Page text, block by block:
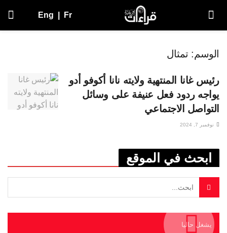
Eng Fr
الوسم: تمثال
رئيس غانا المنتهية ولايته نانا أكوفو أدو
يواجه ردود فعل عنيفة على وسائل
التواصل الاجتماعي
نوفمبر 7, 2024
ابحث في الموقع
يشغل حاليا